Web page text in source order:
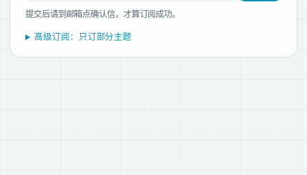
提交后请到邮箱点确认信，才算订阅成功。
高级订阅：只订部分主题